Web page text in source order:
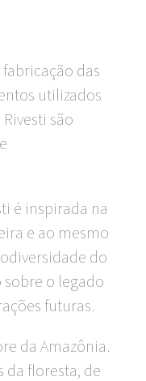
das
utilizados
são
é inspirada na
e ao mesmo
do
o legado
futuras.
da Amazônia.
da floresta, de